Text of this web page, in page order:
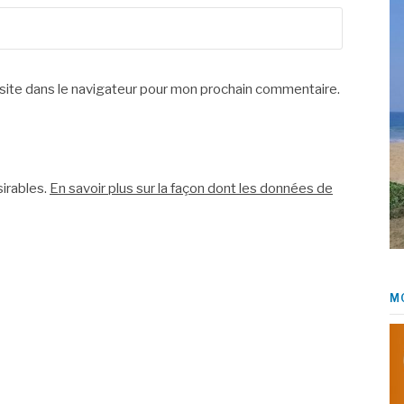
dans le navigateur pour mon prochain commentaire.
En savoir plus sur la façon dont les données de